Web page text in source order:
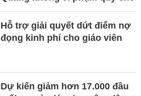
Hỗ trợ giải quyết dứt điểm nợ
đọng kinh phí cho giáo viên
Dự kiến giảm hơn 17.000 đầu